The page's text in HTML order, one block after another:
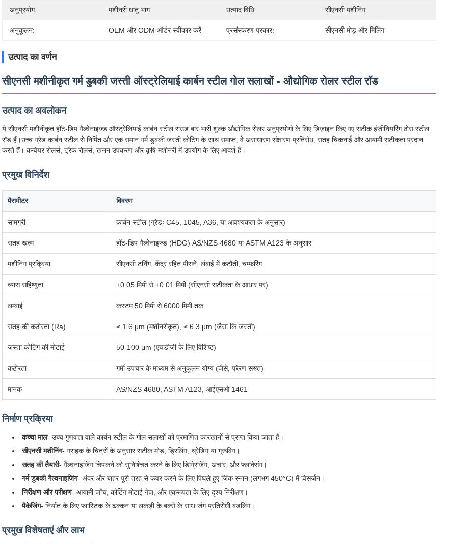
अनुप्रयोग: मशीनरी धातु भाग उत्पाद विधि: सीएनसी मशीनिंग
अनुकूलन: OEM और ODM ऑर्डर स्वीकार करें प्रसंस्करण प्रकार: सीएनसी मोड़ और मिलिंग
उत्पाद का वर्णन
सीएनसी मशीनीकृत गर्म डुबकी जस्ती ऑस्ट्रेलियाई कार्बन स्टील गोल सलाखों - औद्योगिक रोलर स्टील रॉड
उत्पाद का अवलोकन
ये सीएनसी मशीनीकृत हॉट-डिप गैल्वेनाइज्ड ऑस्ट्रेलियाई कार्बन स्टील राउंड बार भारी शुल्क औद्योगिक रोलर अनुप्रयोगों के लिए डिज़ाइन किए गए सटीक इंजीनियरिंग ठोस स्टील
रॉड हैं।उच्च ग्रेड कार्बन स्टील से निर्मित और एक समान गर्म डुबकी जस्ती कोटिंग के साथ समाप्त, वे असाधारण संक्षारण प्रतिरोध, सतह चिकनाई और आयामी सटीकता प्रदान
करते हैं। कन्वेयर रोलर्स, ट्रैक रोलर्स, खनन उपकरण और कृषि मशीनरी में उपयोग के लिए आदर्श हैं।
प्रमुख विनिर्देश
पैरामीटर विवरण
सामग्री कार्बन स्टील (ग्रेडः C45, 1045, A36, या आवश्यकता के अनुसार)
सतह खत्म हॉट-डिप गैल्वेनाइज्ड (HDG) AS/NZS 4680 या ASTM A123 के अनुसार
मशीनिंग प्रक्रिया सीएनसी टर्निंग, केंद्र रहित पीसने, लंबाई में कटौती, चम्फरिंग
व्यास सहिष्णुता ±0.05 मिमी से ±0.01 मिमी (सीएनसी सटीकता के आधार पर)
लम्बाई कस्टम 50 मिमी से 6000 मिमी तक
सतह की कठोरता (Ra) ≤ 1.6 μm (मशीनरीकृत), ≤ 6.3 μm (जैसा कि जस्ती)
जस्ता कोटिंग की मोटाई 50-100 μm (एचडीजी के लिए विशिष्ट)
कठोरता गर्मी उपचार के माध्यम से अनुकूलन योग्य (जैसे, प्रेरण सख्त)
मानक AS/NZS 4680, ASTM A123, आईएसओ 1461
निर्माण प्रक्रिया
कच्चा माल- उच्च गुणवत्ता वाले कार्बन स्टील के गोल सलाखों को प्रमाणित कारखानों से प्राप्त किया जाता है।
सीएनसी मशीनिंग- ग्राहक के चित्रों के अनुसार सटीक मोड़, ड्रिलिंग, थ्रेडिंग या ग्रूविंग।
सतह की तैयारी- गैल्वनाइजिंग चिपकने को सुनिश्चित करने के लिए डिग्रिजिंग, अचार, और फ्लक्सिंग।
गर्म डुबकी गैल्वनाइजिंग- अंदर और बाहर पूरी तरह से कवर करने के लिए पिघले हुए जिंक स्नान (लगभग 450°C) में विसर्जन।
निरीक्षण और परीक्षण- आयामी जाँच, कोटिंग मोटाई गेज, और एकरूपता के लिए दृश्य निरीक्षण।
पैकेजिंग- निर्यात के लिए प्लास्टिक के ढक्कन या लकड़ी के बक्से के साथ जंग प्रतिरोधी बंडलिंग।
प्रमुख विशेषताएं और लाभ